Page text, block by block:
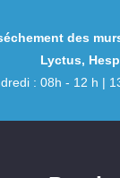
des
Lyctus,
: 08h - 12 h